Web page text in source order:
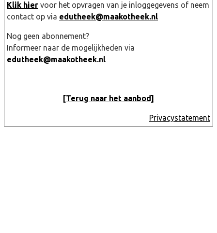
Klik hier voor het opvragen van je inloggegevens of neem
contact op via edutheek@maakotheek.nl
Nog geen abonnement?
Informeer naar de mogelijkheden via
edutheek@maakotheek.nl
[Terug naar het aanbod]
Privacystatement